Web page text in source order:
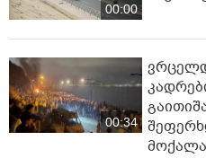
00:00
00:34